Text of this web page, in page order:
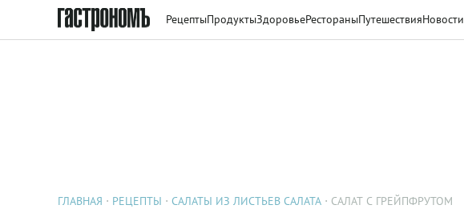
РецептыПродуктыЗдоровьеРестораныПутешествияНовости
ГЛАВНАЯ РЕЦЕПТЫ САЛАТЫ ИЗ ЛИСТЬЕВ САЛАТА САЛАТ С ГРЕЙПФРУТОМ